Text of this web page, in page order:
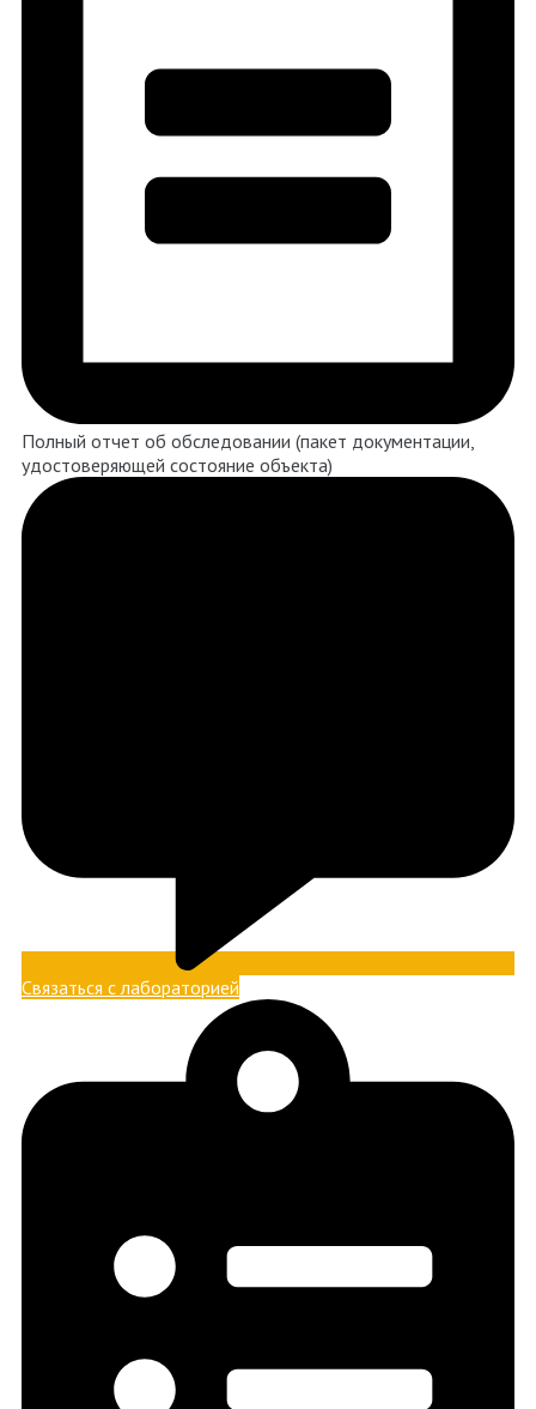
Полный отчет об обследовании (пакет документации,
удостоверяющей состояние объекта)
Связаться с лабораторией